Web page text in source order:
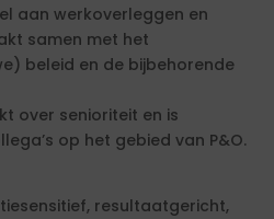
aan werkoverleggen en
samen met het
beleid en de bijbehorende
over senioriteit en is
op het gebied van P&O.
resultaatgericht,